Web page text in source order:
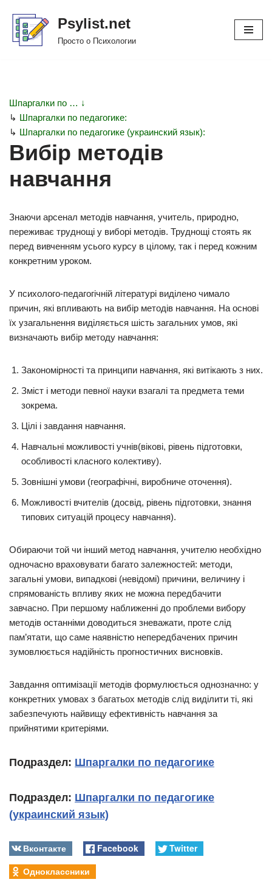
Перейти
Psylist.net
Просто о Психологии
Шпаргалки по … ↓
↳ Шпаргалки по педагогике:
↳ Шпаргалки по педагогике (украинский язык):
Вибір методів
навчання
Знаючи арсенал методів навчання, учитель, природно,
переживає труднощі у виборі методів. Труднощі стоять як
перед вивченням усього курсу в цілому, так і перед кожним
конкретним уроком.
У психолого-педагогічній літературі виділено чимало
причин, які впливають на вибір методів навчання. На основі
їх узагальнення виділяється шість загальних умов, які
визначають вибір методу навчання:
Закономірності та принципи навчання, які витікають з них.
Зміст і методи певної науки взагалі та предмета теми
зокрема.
Цілі і завдання навчання.
Навчальні можливості учнів(вікові, рівень підготовки,
особливості класного колективу).
Зовнішні умови (географічні, виробниче оточення).
Можливості вчителів (досвід, рівень підготовки, знання
типових ситуацій процесу навчання).
Обираючи той чи інший метод навчання, учителю необхідно
одночасно враховувати багато залежностей: методи,
загальні умови, випадкові (невідомі) причини, величину і
спрямованість впливу яких не можна передбачити
завчасно. При першому наближенні до проблеми вибору
методів останніми доводиться зневажати, проте слід
пам’ятати, що саме наявністю непередбачених причин
зумовлюється надійність прогностичних висновків.
Завдання оптимізації методів формулюється однозначно: у
конкретних умовах з багатьох методів слід виділити ті, які
забезпечують найвищу ефективність навчання за
прийнятими критеріями.
Подраздел: Шпаргалки по педагогике
Подраздел: Шпаргалки по педагогике
(украинский язык)
Вконтакте Facebook
Twitter
Одноклассники